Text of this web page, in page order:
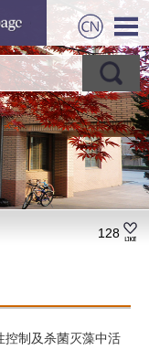
128
控制及杀菌灭藻中活